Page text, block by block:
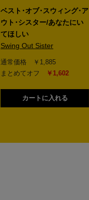
ベスト･オブ･スウィング･ア
ウト･シスター/あなたにい
てほしい
Swing Out Sister
通常価格 ￥1,885
まとめてオフ
￥1,602
カートに入れる